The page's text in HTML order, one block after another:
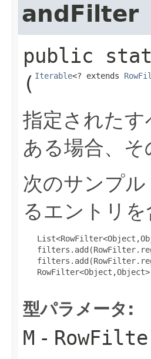
andFilter
public
( Iterable<? extends
指定された
ある場合、
次のサンプ
るエントリを
型パラメータ:
M -